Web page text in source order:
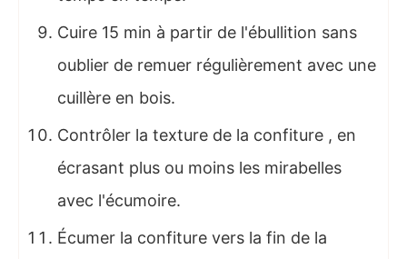
Cuire 15 min à partir de l'ébullition sans
oublier de remuer régulièrement avec une
cuillère en bois.
Contrôler la texture de la confiture , en
écrasant plus ou moins les mirabelles
avec l'écumoire.
Écumer la confiture vers la fin de la